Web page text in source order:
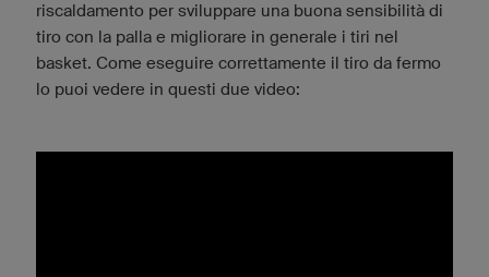
riscaldamento per sviluppare una buona sensibilità di
tiro con la palla e migliorare in generale i tiri nel
basket. Come eseguire correttamente il tiro da fermo
lo puoi vedere in questi due video: